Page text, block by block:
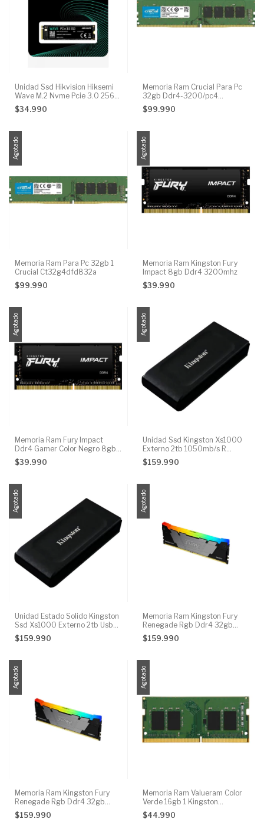
Unidad Ssd Hikvision Hiksemi
Wave M.2 Nvme Pcie 3.0 256
Gb
$34.990
Memoria Ram Crucial Para Pc
32gb Ddr4-3200/pc4
Ct32g4dfd832a
$99.990
Agotado
Memoria Ram Para Pc 32gb 1
Crucial Ct32g4dfd832a
$99.990
Agotado
Memoria Ram Kingston Fury
Impact 8gb Ddr4 3200mhz
$39.990
Agotado
Memoria Ram Fury Impact
Ddr4 Gamer Color Negro 8gb 1
Kingston Kf432s20ib/8
$39.990
Agotado
Unidad Ssd Kingston Xs1000
Externo 2tb 1050mb/s R
1000mb/s W
$159.990
Agotado
Unidad Estado Solido Kingston
Ssd Xs1000 Externo 2tb Usb
3.2 Color Negro
$159.990
Agotado
Memoria Ram Kingston Fury
Renegade Rgb Ddr4 32gb
3600mt/s
$159.990
Agotado
Memoria Ram Kingston Fury
Renegade Rgb Ddr4 32gb
3600mt/s
$159.990
Agotado
Memoria Ram Valueram Color
Verde 16gb 1 Kingston
Kvr32s22s8/16
$44.990